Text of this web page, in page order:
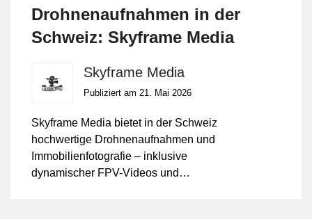
Drohnenaufnahmen in der
Schweiz: Skyframe Media
Skyframe Media
Publiziert am 21. Mai 2026
Skyframe Media bietet in der Schweiz
hochwertige Drohnenaufnahmen und
Immobilienfotografie – inklusive
dynamischer FPV-Videos und